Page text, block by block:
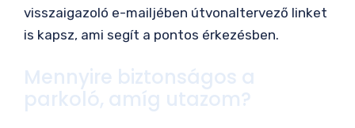
visszaigazoló e-mailjében útvonaltervező linket
is kapsz, ami segít a pontos érkezésben.
Mennyire biztonságos a
parkoló, amíg utazom?